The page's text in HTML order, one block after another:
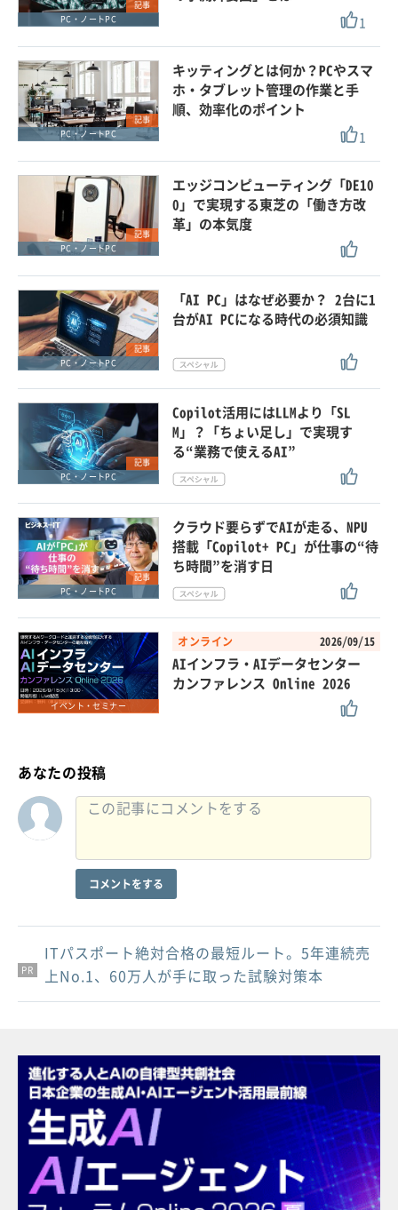
記事
PC・ノートPC
1
記事
PC・ノートPC
キッティングとは何か？PCやスマ
ホ・タブレット管理の作業と手
順、効率化のポイント
1
記事
PC・ノートPC
エッジコンピューティング「DE10
0」で実現する東芝の「働き方改
革」の本気度
記事
PC・ノートPC
「AI PC」はなぜ必要か？ 2台に1
台がAI PCになる時代の必須知識
記事
PC・ノートPC
Copilot活用にはLLMより「SL
M」？「ちょい足し」で実現す
る“業務で使えるAI”
記事
PC・ノートPC
クラウド要らずでAIが走る、NPU
搭載「Copilot+ PC」が仕事の“待
ち時間”を消す日
イベント・セミナー
オンライン 2026/09/15
AIインフラ・AIデータセンター
カンファレンス Online 2026
あなたの投稿
コメントをする
PR
PR
PR
ITパスポート絶対合格の最短ルート。5年連続売
上No.1、60万人が手に取った試験対策本